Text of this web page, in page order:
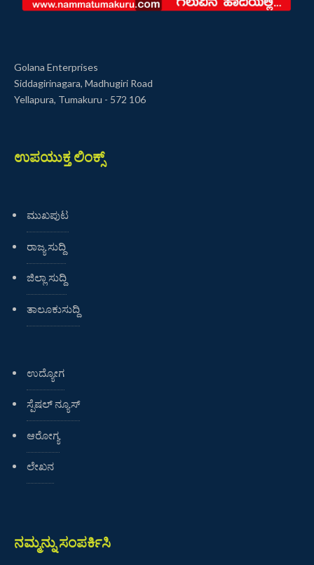
Golana Enterprises
Siddagirinagara, Madhugiri Road
Yellapura, Tumakuru - 572 106
ಉಪಯುಕ್ತ ಲಿಂಕ್ಸ್
ಮುಖಪುಟ
ರಾಜ್ಯ ಸುದ್ದಿ
ಜಿಲ್ಲಾ ಸುದ್ದಿ
ತಾಲೂಕುಸುದ್ದಿ
ಉದ್ಯೋಗ
ಸ್ಪೆಷಲ್ ನ್ಯೂಸ್
ಆರೋಗ್ಯ
ಲೇಖನ
ನಮ್ಮನ್ನು ಸಂಪರ್ಕಿಸಿ